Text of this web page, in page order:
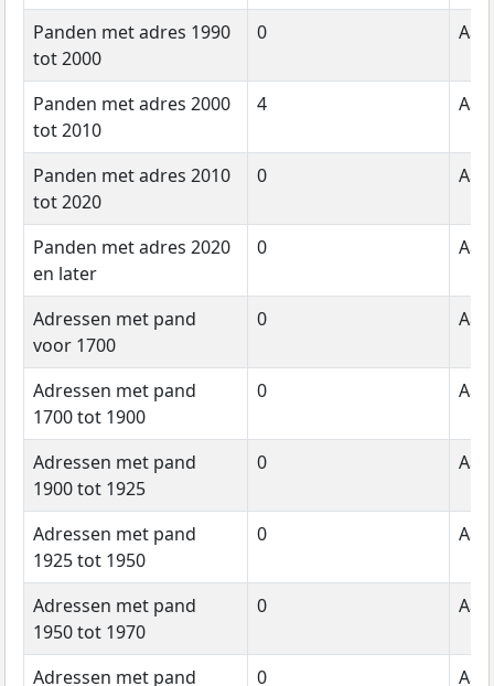
Panden met adres 1990
tot 2000
0
Panden met adres 2000
tot 2010
4
Panden met adres 2010
tot 2020
0
Panden met adres 2020
en later
0
Adressen met pand
voor 1700
0
Adressen met pand
1700 tot 1900
0
Adressen met pand
1900 tot 1925
0
Adressen met pand
1925 tot 1950
0
Adressen met pand
1950 tot 1970
0
Adressen met pand 0